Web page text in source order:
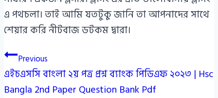
এ পথচলা। তাই আমি যতটুকু জানি তা আপনাদের সাথে
শেয়ার করি নীটবাজ ডটকম দ্বারা।
Post
navigation
Previous
এইচএসসি বাংলা ২য় পত্র প্রশ্ন ব্যাংক পিডিএফ ২০২৩ | Hsc
Bangla 2nd Paper Question Bank Pdf